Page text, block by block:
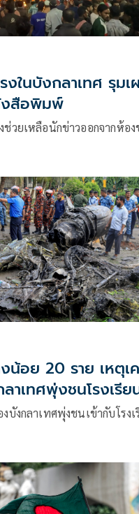
งในบังกลาเทศ รุมเ
งสือพิมพ์
วยเหลือนักข่าวออกจากห้อ
น้อย 20 ราย เหตุเ
าเทศพุ่งชนโรงเรีย
บังกลาเทศพุ่งชนเข้ากับโรง